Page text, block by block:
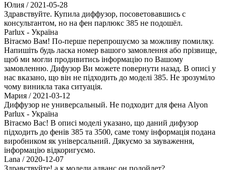
Юлия / 2021-05-28
Здравствуйте. Купила диффузор, посоветовавшись с
консультантом, но на фен парлюкс 385 не подошёл.
Parlux - Україна
Вітаємо Вам! По-перше перепрошуємо за можливу помилку.
Напишіть будь ласка номер вашого замовлення або прізвище,
щоб ми могли продивитись інформацію по Вашому
замовленню. Дифузор Ви можете повернути назад. В описі у
нас вказано, що він не підходить до моделі 385. Не зрозуміло
чому виникла така ситуація.
Мария / 2021-03-12
Диффузор не универсальный. Не подходит для фена Alyon
Parlux - Україна
Вітаємо Вас! В описі моделі указано, що даний дифузор
підходить до фенів 385 та 3500, саме тому інформація подана
виробником як універсальний. Дякуємо за зауваження,
інформацію відкоригуємо.
Lana / 2020-12-07